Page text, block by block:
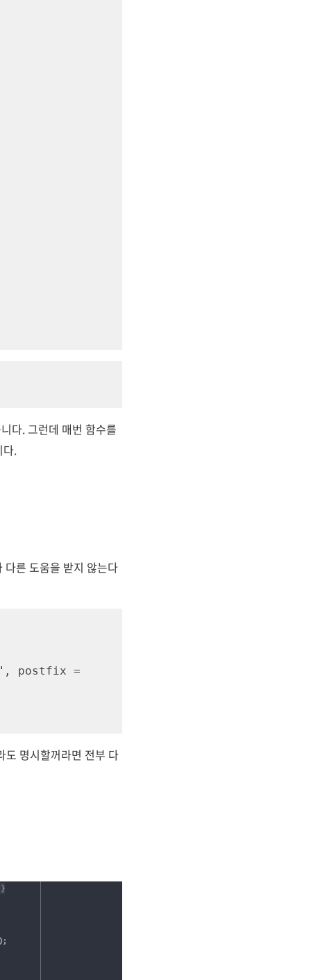
다. 그런데 매번 함수를
다.
다른 도움을 받지 않는다
도 명시할꺼라면 전부 다